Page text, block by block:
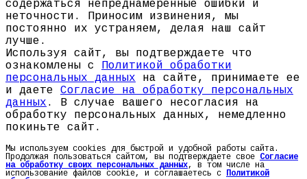
содержаться непреднамеренные ошибки и
неточности. Приносим извинения, мы
постоянно их устраняем, делая наш сайт
лучше.
Используя сайт, вы подтверждаете что
ознакомлены с Политикой обработки
персональных данных на сайте, принимаете ее
и даете Согласие на обработку персональных
данных . В случае вашего несогласия на
обработку персональных данных, немедленно
покиньте сайт.
Мы используем cookies для быстрой и удобной работы сайта.
Продолжая пользоваться сайтом, вы подтверждаете свое Согласие
на обработку своих персональных данных, в том числе на
использование файлов cookie, и соглашаетесь с Политикой